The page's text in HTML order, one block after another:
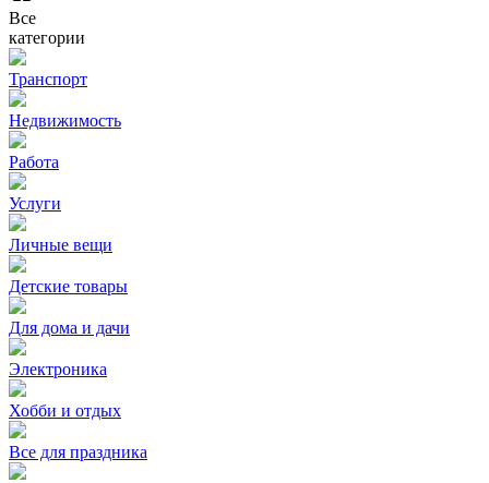
Все
категории
Транспорт
Недвижимость
Работа
Услуги
Личные вещи
Детские товары
Для дома и дачи
Электроника
Хобби и отдых
Все для праздника